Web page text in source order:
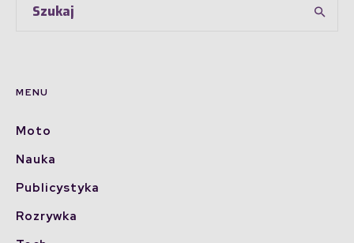
MENU
Moto
Nauka
Publicystyka
Rozrywka